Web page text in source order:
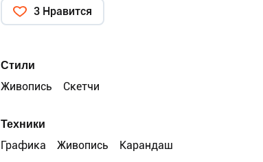
3 Нравится
Стили
Живопись
Скетчи
Техники
Графика
Живопись Карандаш